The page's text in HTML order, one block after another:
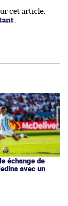
cet article.
.
échange de
avec un